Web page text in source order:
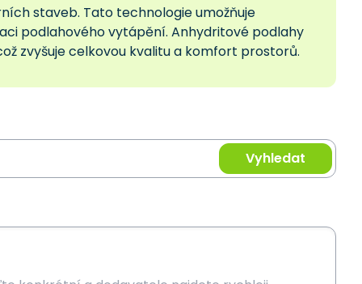
staveb. Tato technologie umožňuje
podlahového vytápění. Anhydritové podlahy
zvyšuje celkovou kvalitu a komfort prostorů.
Vyhledat